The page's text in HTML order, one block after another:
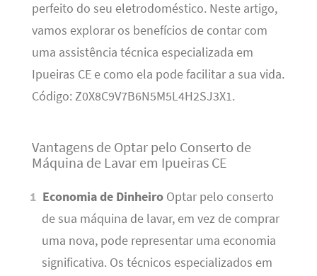
perfeito do seu eletrodoméstico. Neste artigo,
vamos explorar os benefícios de contar com
uma assistência técnica especializada em
Ipueiras CE e como ela pode facilitar a sua vida.
Código: Z0X8C9V7B6N5M5L4H2SJ3X1.
Vantagens de Optar pelo Conserto de
Máquina de Lavar em Ipueiras CE
Economia de Dinheiro Optar pelo conserto
de sua máquina de lavar, em vez de comprar
uma nova, pode representar uma economia
significativa. Os técnicos especializados em